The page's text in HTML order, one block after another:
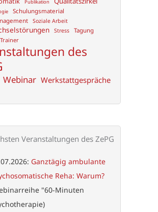
Publikation
Schulungsmaterial
Soziale Arbeit
Stress
Tagung
des
Webinar Werkstattgespräche
Veranstaltungen des ZePG
Ganztägig ambulante
Reha: Warum?
"60-Minuten